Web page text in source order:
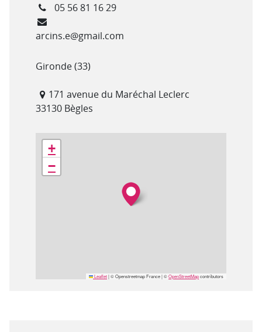
Téléphone
05 56 81 16 29
Courriel
arcins.e@gmail.com
Département(s)
Gironde (33)
171 avenue du Maréchal Leclerc
33130 Bègles
Géolocalisation
+
−
Leaflet|© Openstreetmap France | ©OpenStreetMapcontributors